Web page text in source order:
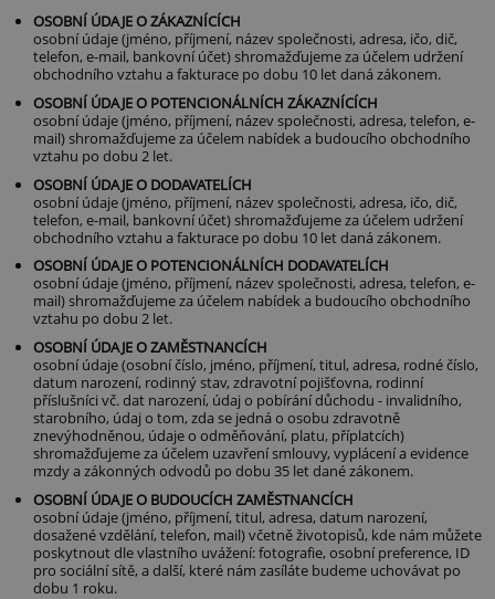
OSOBNÍ ÚDAJE O ZÁKAZNÍCÍCH
osobní údaje (jméno, příjmení, název společnosti, adresa, ičo, dič,
telefon, e-mail, bankovní účet) shromažďujeme za účelem udržení
obchodního vztahu a fakturace po dobu 10 let daná zákonem.
OSOBNÍ ÚDAJE O POTENCIONÁLNÍCH ZÁKAZNÍCÍCH
osobní údaje (jméno, příjmení, název společnosti, adresa, telefon, e-
mail) shromažďujeme za účelem nabídek a budoucího obchodního
vztahu po dobu 2 let.
OSOBNÍ ÚDAJE O DODAVATELÍCH
osobní údaje (jméno, příjmení, název společnosti, adresa, ičo, dič,
telefon, e-mail, bankovní účet) shromažďujeme za účelem udržení
obchodního vztahu a fakturace po dobu 10 let daná zákonem.
OSOBNÍ ÚDAJE O POTENCIONÁLNÍCH DODAVATELÍCH
osobní údaje (jméno, příjmení, název společnosti, adresa, telefon, e-
mail) shromažďujeme za účelem nabídek a budoucího obchodního
vztahu po dobu 2 let.
OSOBNÍ ÚDAJE O ZAMĚSTNANCÍCH
osobní údaje (osobní číslo, jméno, příjmení, titul, adresa, rodné číslo,
datum narození, rodinný stav, zdravotní pojišťovna, rodinní
příslušníci vč. dat narození, údaj o pobírání důchodu - invalidního,
starobního, údaj o tom, zda se jedná o osobu zdravotně
znevýhodněnou, údaje o odměňování, platu, příplatcích)
shromažďujeme za účelem uzavření smlouvy, vyplácení a evidence
mzdy a zákonných odvodů po dobu 35 let dané zákonem.
OSOBNÍ ÚDAJE O BUDOUCÍCH ZAMĚSTNANCÍCH
osobní údaje (jméno, příjmení, titul, adresa, datum narození,
dosažené vzdělání, telefon, mail) včetně životopisů, kde nám můžete
poskytnout dle vlastního uvážení: fotografie, osobní preference, ID
pro sociální sítě, a další, které nám zasíláte budeme uchovávat po
dobu 1 roku.